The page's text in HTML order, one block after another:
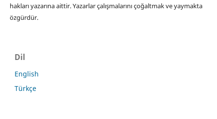
hakları yazarına aittir. Yazarlar çalışmalarını çoğaltmak ve yaymakta
özgürdür.
Dil
English
Türkçe